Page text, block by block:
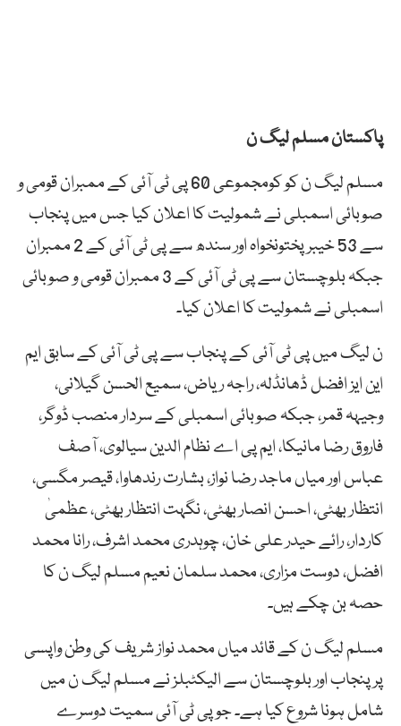
پاکستان مسلم لیگ ن
مسلم لیگ ن کو کومجموعی 60 پی ٹی آئی کے ممبران قومی و
صوبائی اسمبلی نے شمولیت کا اعلان کیا جس میں پنجاب
سے 53 خیبر پختونخواہ اور سندھ سے پی ٹی آئی کے 2 ممبران
جبکہ بلوچستان سے پی ٹی آئی کے 3 ممبران قومی و صوبائی
اسمبلی نے شمولیت کا اعلان کیا۔
ن لیگ میں پی ٹی آئی کے پنجاب سے پی ٹی آئی کے سابق ایم
این ایز افضل ڈھانڈلہ، راجہ ریاض، سمیع الحسن گیلانی،
وجیہہ قمر، جبکہ صوبائی اسمبلی کے سردار منصب ڈوگر،
فاروق رضا مانیکا، ایم پی اے نظام الدین سیالوی، آصف
عباس اور میاں ماجد رضا نواز، بشارت رندھاوا، قیصر مگسی،
انتظار بھٹی، احسن انصار بھٹی، نگہت انتظار بھٹی، عظمیٰ
کاردار، رائے حیدر علی خان، چوہدری محمد اشرف، رانا محمد
افضل، دوست مزاری، محمد سلمان نعیم مسلم لیگ ن کا
حصہ بن چکے ہیں۔
مسلم لیگ ن کے قائد میاں محمد نواز شریف کی وطن واپسی
پر پنجاب اور بلوچستان سے الیکٹبلز نے مسلم لیگ ن میں
شامل ہونا شروع کیا ہے۔ جو پی ٹی آئی سمیت دوسرے